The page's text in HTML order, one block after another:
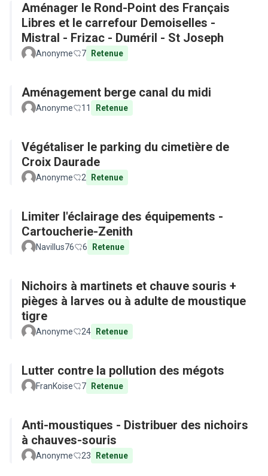
Aménager le Rond-Point des Français
Libres et le carrefour Demoiselles -
Mistral - Frizac - Duméril - St Joseph
Anonyme 7 Retenue
Aménagement berge canal du midi
Anonyme 11 Retenue
Végétaliser le parking du cimetière de
Croix Daurade
Anonyme 2 Retenue
Limiter l'éclairage des équipements -
Cartoucherie-Zenith
Navillus76 6 Retenue
Nichoirs à martinets et chauve souris +
pièges à larves ou à adulte de moustique
tigre
Anonyme 24 Retenue
Lutter contre la pollution des mégots
FranKoise 7 Retenue
Anti-moustiques - Distribuer des nichoirs
à chauves-souris
Anonyme 23 Retenue